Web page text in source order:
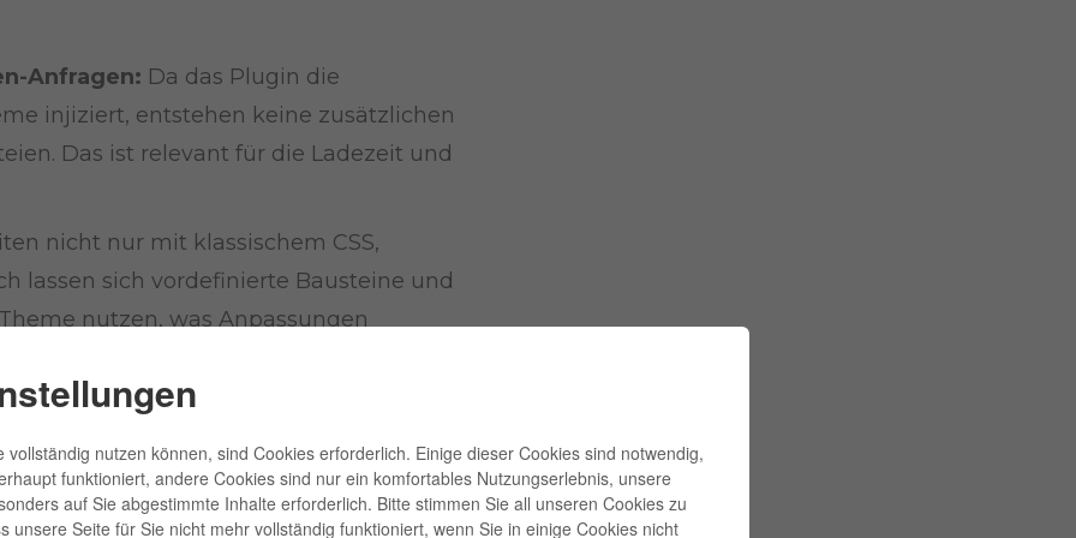
Anfragen: Da das Plugin die
injiziert, entstehen keine zusätzlichen
Das ist relevant für die Ladezeit und
nicht nur mit klassischem CSS,
lassen sich vordefinierte Bausteine und
nutzen, was Anpassungen
Funktion entfaltet ihren Wert vor
mitCSSundSCSS
Wenn Sie unterschiedliche
Verkaufskanäle benötigen, grenzen
ein. Für Shops mit mehreren Marken
vollständig nutzen können, sind Cookies erforderlich. Einige dieser Cookies sind notwendig,
funktioniert, andere Cookies sind nur ein komfortables Nutzungserlebnis, unsere
auf Sie abgestimmte Inhalte erforderlich. Bitte stimmen Sie all unseren Cookies zu
unsere Seite für Sie nicht mehr vollständig funktioniert, wenn Sie in einige Cookies nicht